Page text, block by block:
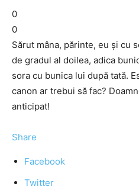
0
0
Sărut mâna, părinte, eu şi cu
de gradul al doilea, adica
sora cu bunica lui după tată.
canon ar trebui să fac?
anticipat!
Share
Facebook
Twitter